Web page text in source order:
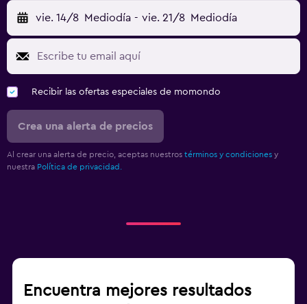
vie. 14/8 Mediodía - vie. 21/8 Mediodía
Recibir las ofertas especiales de momondo
Crea una alerta de precios
Al crear una alerta de precio, aceptas nuestros términos y condiciones y
nuestra Política de privacidad.
Encuentra mejores resultados